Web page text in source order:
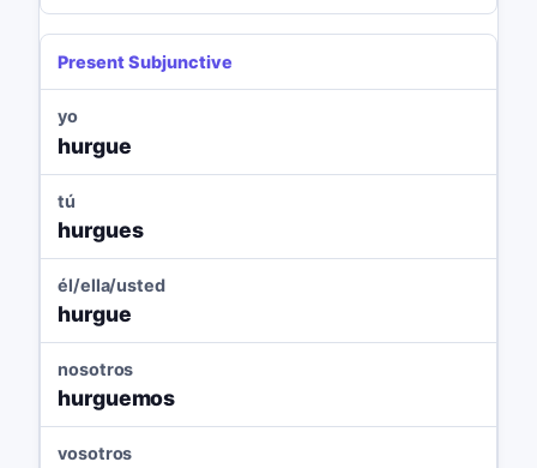
Present Subjunctive
yo
hurgue
tú
hurgues
él/ella/usted
hurgue
nosotros
hurguemos
vosotros